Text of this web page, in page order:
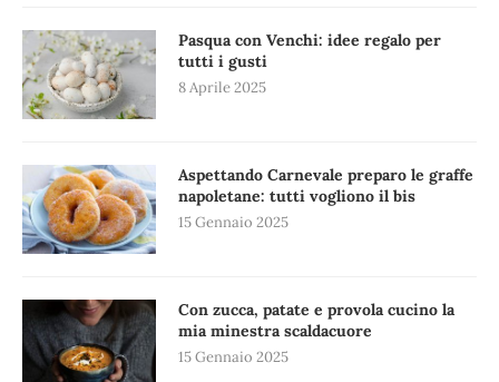
Pasqua con Venchi: idee regalo per
tutti i gusti
8 Aprile 2025
Aspettando Carnevale preparo le graffe
napoletane: tutti vogliono il bis
15 Gennaio 2025
Con zucca, patate e provola cucino la
mia minestra scaldacuore
15 Gennaio 2025